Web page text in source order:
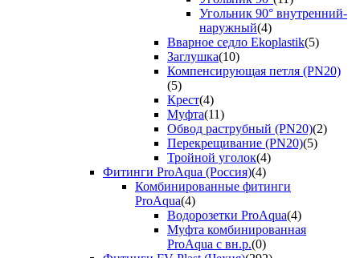
Угольник 90° внутренний-
наружный(4)
Вварное седло Ekoplastik(5)
Заглушка(10)
Компенсирующая петля (PN20)
(5)
Крест(4)
Муфта(11)
Обвод раструбный (PN20)(2)
Перекрещивание (PN20)(5)
Тройной уголок(4)
Фитинги ProAqua (Россия)(4)
Комбинированные фитинги
ProAqua(4)
Водорозетки ProAqua(4)
Муфта комбинированная
ProAqua с вн.р.(0)